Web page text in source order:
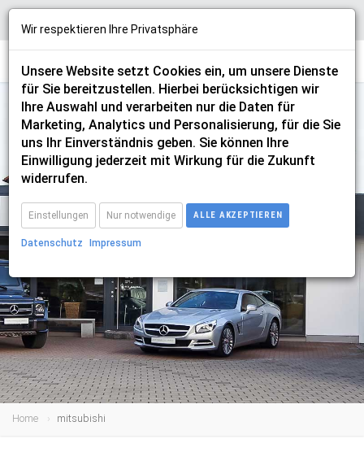
mitsubishi
Home mitsubishi
Wir respektieren Ihre Privatsphäre
Unsere Website setzt Cookies ein, um unsere Dienste
für Sie bereitzustellen. Hierbei berücksichtigen wir
Ihre Auswahl und verarbeiten nur die Daten für
Marketing, Analytics und Personalisierung, für die Sie
uns Ihr Einverständnis geben. Sie können Ihre
Einwilligung jederzeit mit Wirkung für die Zukunft
widerrufen.
Einstellungen Nur notwendige ALLE AKZEPTIEREN
Datenschutz Impressum